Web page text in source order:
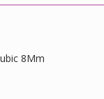
8Mm